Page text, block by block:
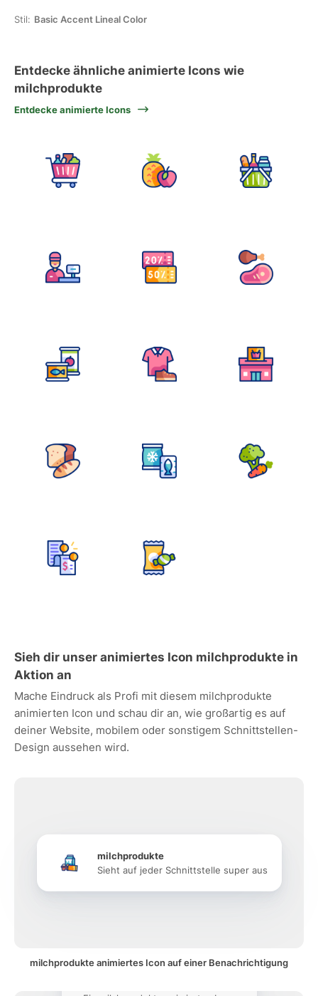
Stil: Basic Accent Lineal Color
Entdecke ähnliche animierte Icons wie
milchprodukte
Entdecke animierte Icons
Sieh dir unser animiertes Icon milchprodukte in
Aktion an
Mache Eindruck als Profi mit diesem milchprodukte
animierten Icon und schau dir an, wie großartig es auf
deiner Website, mobilem oder sonstigem Schnittstellen-
Design aussehen wird.
milchprodukte
Sieht auf jeder Schnittstelle super aus
milchprodukte animiertes Icon auf einer Benachrichtigung